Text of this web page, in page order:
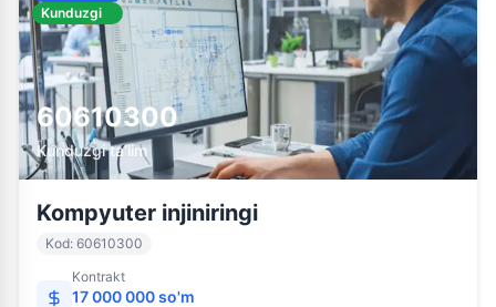
60610300
Kunduzgi ta'lim
Kunduzgi
Kompyuter injiniringi
Kod: 60610300
Kontrakt
17 000 000 so'm